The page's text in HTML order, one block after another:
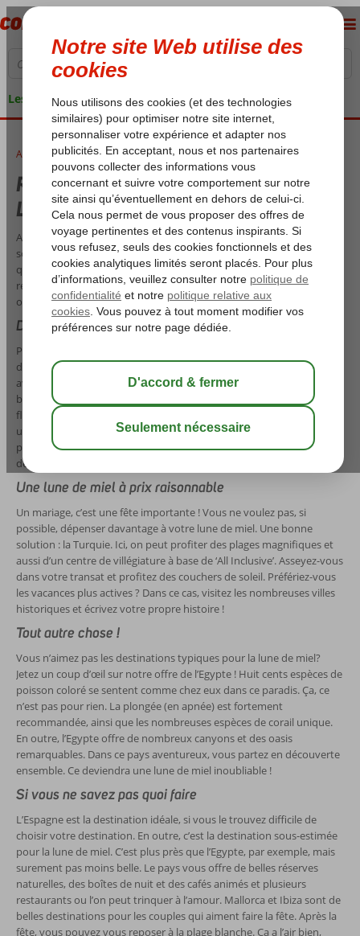
Les garanties de vacances
Accueil Réservation pour la lune de miel ? Lunes de miel au soleil
Réservation pour la lune de miel ?
Lunes de miel au soleil
Après avoir organisé tout pour votre mariage, vous avez besoin du
soleil, de la plage et d’un cocktail. Ce voyage doit être parfait, parce
que c’est votre lune de miel. Si vous voulez uniquement vous
reposer ou partir à l’aventure avec votre partenaire, Corendon vous
offre les deux !
Des lunes de miel en Grèce
Pour une lune de miel classique, vous allez en Grèce. Cette
destination vous offre une combinaison de choses : de belles plages
avec des ports mignonnes, des villes authentiques, des églises
blanches et de vastes oliveraies. Très romantique ! Vous visitez la
flore et la faune des régions éloignées de la Grèce facilement avec
une voiture de location. Apportez votre panier de piquenique et
profitez-en ! Seulement vous et votre partenaire, uniquement vous
deux !
Une lune de miel à prix raisonnable
Un mariage, c’est une fête importante ! Vous ne voulez pas, si
possible, dépenser davantage à votre lune de miel. Une bonne
solution : la Turquie. Ici, on peut profiter des plages magnifiques et
aussi d’un centre de villégiature à base de ‘All Inclusive’. Asseyez-vous
dans votre transat et profitez des couchers de soleil. Préfériez-vous
les vacances plus actives ? Dans ce cas, visitez les nombreuses villes
historiques et écrivez votre propre histoire !
Tout autre chose !
Vous n’aimez pas les destinations typiques pour la lune de miel?
Jetez un coup d’œil sur notre offre de l’Egypte ! Huit cents espèces de
poisson coloré se sentent comme chez eux dans ce paradis. Ça, ce
n’est pas pour rien. La plongée (en apnée) est fortement
recommandée, ainsi que les nombreuses espèces de corail unique.
En outre, l’Egypte offre de nombreux canyons et des oasis
remarquables. Dans ce pays aventureux, vous partez en découverte
ensemble. Ce deviendra une lune de miel inoubliable !
Si vous ne savez pas quoi faire
L’Espagne est la destination idéale, si vous le trouvez difficile de
choisir votre destination. En outre, c’est la destination sous-estimée
pour la lune de miel. C’est plus près que l’Egypte, par exemple, mais
surement pas moins belle. Le pays vous offre de belles réserves
naturelles, des boîtes de nuit et des cafés animés et plusieurs
restaurants ou l’on peut trinquer à l’amour. Mallorca et Ibiza sont de
belles destinations pour les couples qui aiment faire la fête. Après la
fête, vous pouvez vous reposer à la plage blanche. Ça a l’air bien,